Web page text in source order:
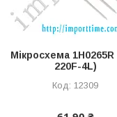
Мікросхема
220F-4L)
12309